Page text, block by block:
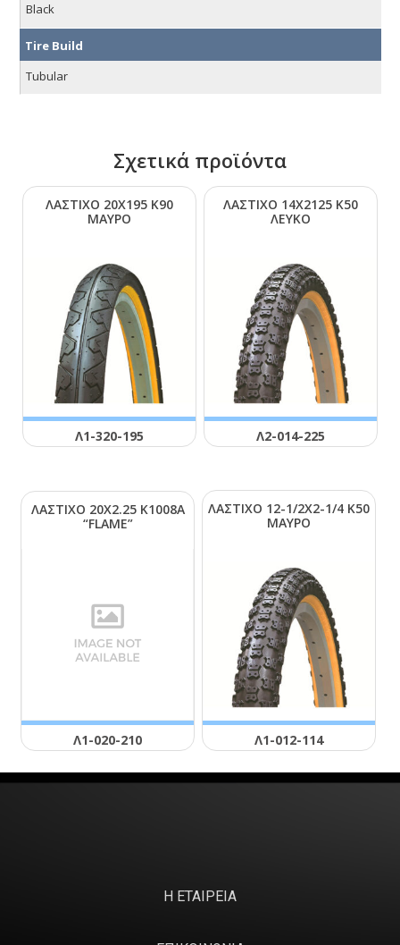
Black
Tire Build
Tubular
Σχετικά προϊόντα
ΛΑΣΤΙΧΟ 20Χ195 Κ90
ΜΑΥΡΟ
Λ1-320-195
ΛΑΣΤΙΧΟ 14Χ2125 Κ50
ΛΕΥΚΟ
Λ2-014-225
ΛΑΣΤΙΧΟ 20Χ2.25 Κ1008Α
“FLΑΜΕ”
Λ1-020-210
ΛΑΣΤΙΧΟ 12-1/2Χ2-1/4 Κ50
ΜΑΥΡΟ
Λ1-012-114
Η ΕΤΑΙΡΕΙΑ